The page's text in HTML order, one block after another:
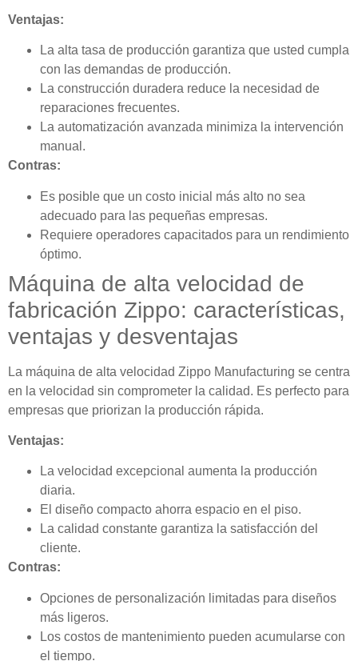
Ventajas:
La alta tasa de producción garantiza que usted cumpla
con las demandas de producción.
La construcción duradera reduce la necesidad de
reparaciones frecuentes.
La automatización avanzada minimiza la intervención
manual.
Contras:
Es posible que un costo inicial más alto no sea
adecuado para las pequeñas empresas.
Requiere operadores capacitados para un rendimiento
óptimo.
Máquina de alta velocidad de
fabricación Zippo: características,
ventajas y desventajas
La máquina de alta velocidad Zippo Manufacturing se centra
en la velocidad sin comprometer la calidad. Es perfecto para
empresas que priorizan la producción rápida.
Ventajas:
La velocidad excepcional aumenta la producción
diaria.
El diseño compacto ahorra espacio en el piso.
La calidad constante garantiza la satisfacción del
cliente.
Contras:
Opciones de personalización limitadas para diseños
más ligeros.
Los costos de mantenimiento pueden acumularse con
el tiempo.